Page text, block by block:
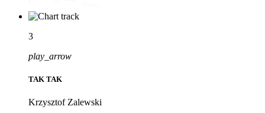
3
play_arrow
TAK TAK
Krzysztof Zalewski